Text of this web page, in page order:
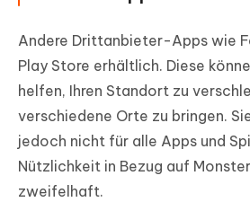
Andere Drittanbieter-Apps wie
Play Store erhältlich. Diese
helfen, Ihren Standort zu
verschiedene Orte zu bringen.
jedoch nicht für alle Apps und
Nützlichkeit in Bezug auf
zweifelhaft.